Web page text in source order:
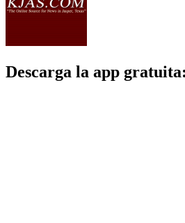
Descarga la app